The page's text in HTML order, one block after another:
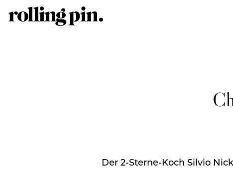
Der 2-Sterne-Koch Silvio